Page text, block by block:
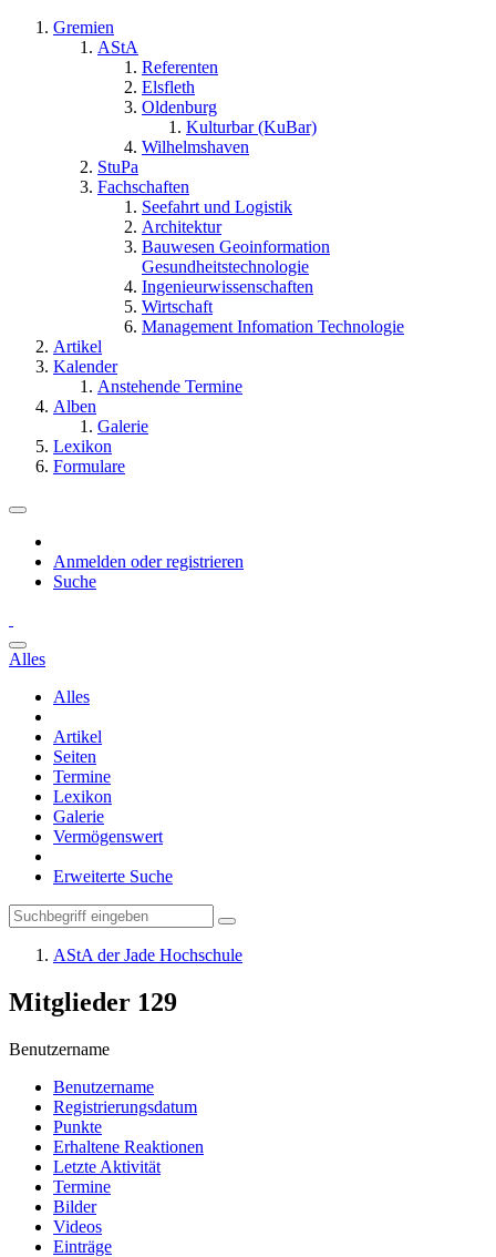
Gremien
AStA
Referenten
Elsfleth
Oldenburg
Kulturbar (KuBar)
Wilhelmshaven
StuPa
Fachschaften
Seefahrt und Logistik
Architektur
Bauwesen Geoinformation
Gesundheitstechnologie
Ingenieurwissenschaften
Wirtschaft
Management Infomation Technologie
Artikel
Kalender
Anstehende Termine
Alben
Galerie
Lexikon
Formulare
Anmelden oder registrieren
Suche
Alles
Alles
Artikel
Seiten
Termine
Lexikon
Galerie
Vermögenswert
Erweiterte Suche
AStA der Jade Hochschule
Mitglieder 129
Benutzername
Benutzername
Registrierungsdatum
Punkte
Erhaltene Reaktionen
Letzte Aktivität
Termine
Bilder
Videos
Einträge